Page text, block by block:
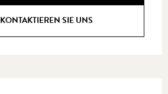
KONTAKTIEREN SIE UNS